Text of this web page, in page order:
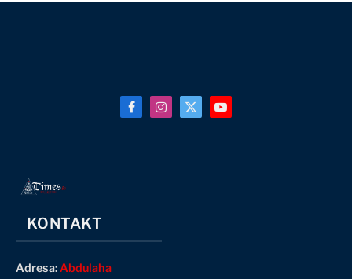
FacebookInstagram
X
(Twitter)
YouTube
KONTAKT
Adresa:Abdulaha